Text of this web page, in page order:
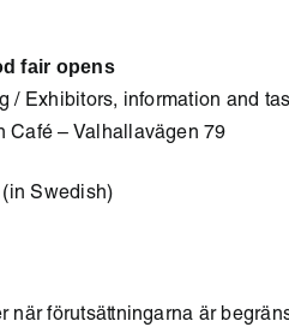
fair opens
/ Exhibitors, information and
Café – Valhallavägen 79
(in Swedish)
när förutsättningarna är